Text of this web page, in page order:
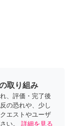
取り組み
、評価・完了後
の恐れや、少し
エストやユーザ
い。
詳細を見る